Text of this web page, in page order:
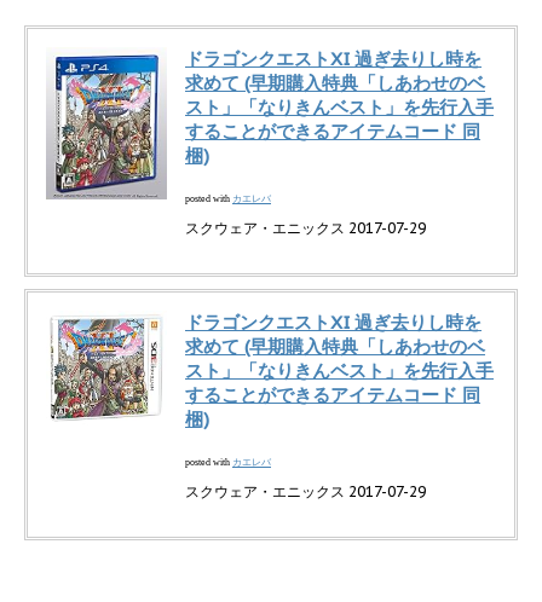
ドラゴンクエストXI 過ぎ去りし時を
求めて (早期購入特典「しあわせのベ
スト」「なりきんベスト」を先行入手
することができるアイテムコード 同
梱)
posted with カエレバ
スクウェア・エニックス 2017-07-29
ドラゴンクエストXI 過ぎ去りし時を
求めて (早期購入特典「しあわせのベ
スト」「なりきんベスト」を先行入手
することができるアイテムコード 同
梱)
posted with カエレバ
スクウェア・エニックス 2017-07-29